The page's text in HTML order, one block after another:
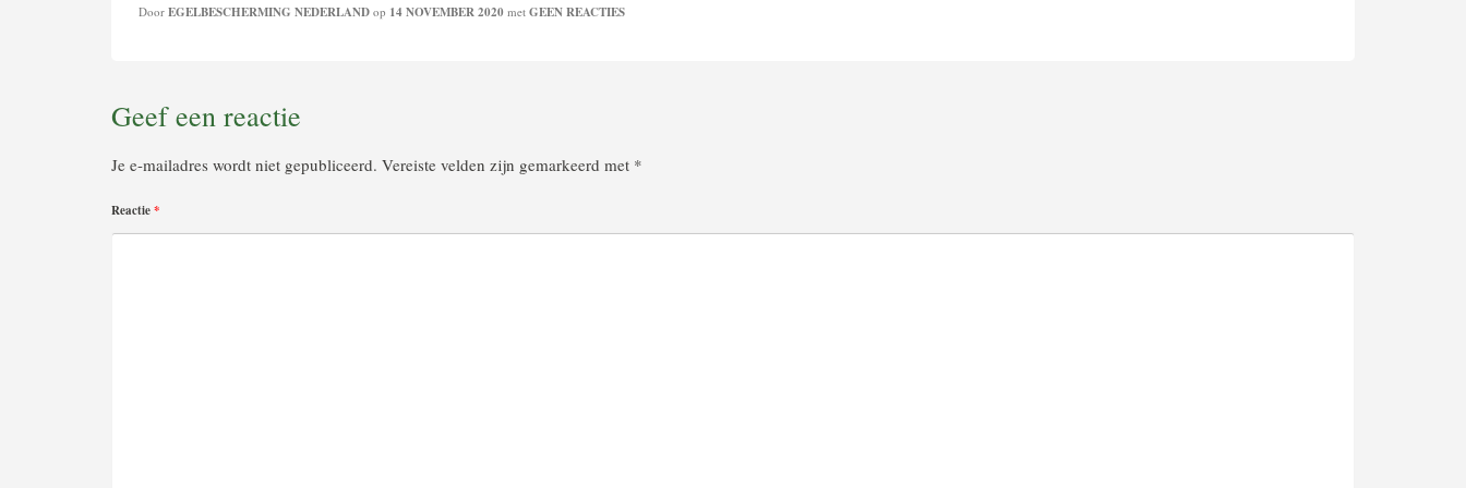
Door EGELBESCHERMING NEDERLAND op 14 NOVEMBER 2020 met GEEN REACTIES
Geef een reactie
Je e-mailadres wordt niet gepubliceerd. Vereiste velden zijn gemarkeerd met *
Reactie*